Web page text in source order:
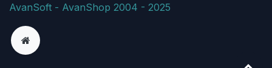
AvanSoft - AvanShop 2004 - 2025